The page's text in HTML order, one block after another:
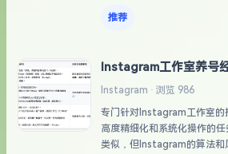
推荐
Instagram工作室养号
Instagram · 浏览 986
专门针对Instagram工作室的
高度精细化和系统化操作的
类似，但Instagram的算法和